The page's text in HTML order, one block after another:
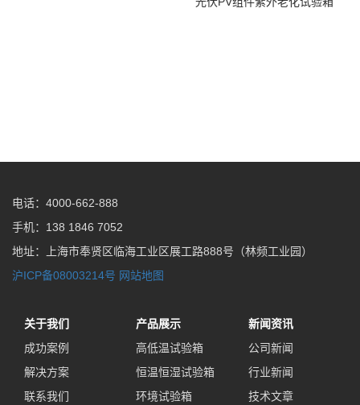
电话：4000-662-888
手机：138 1846 7052
地址：上海市奉贤区临海工业区展工路888号（林频工业园）
沪ICP备08003214号 网站地图
关于我们
成功案例
解决方案
联系我们
产品展示
高低温试验箱
恒温恒湿试验箱
环境试验箱
新闻资讯
公司新闻
行业新闻
技术文章